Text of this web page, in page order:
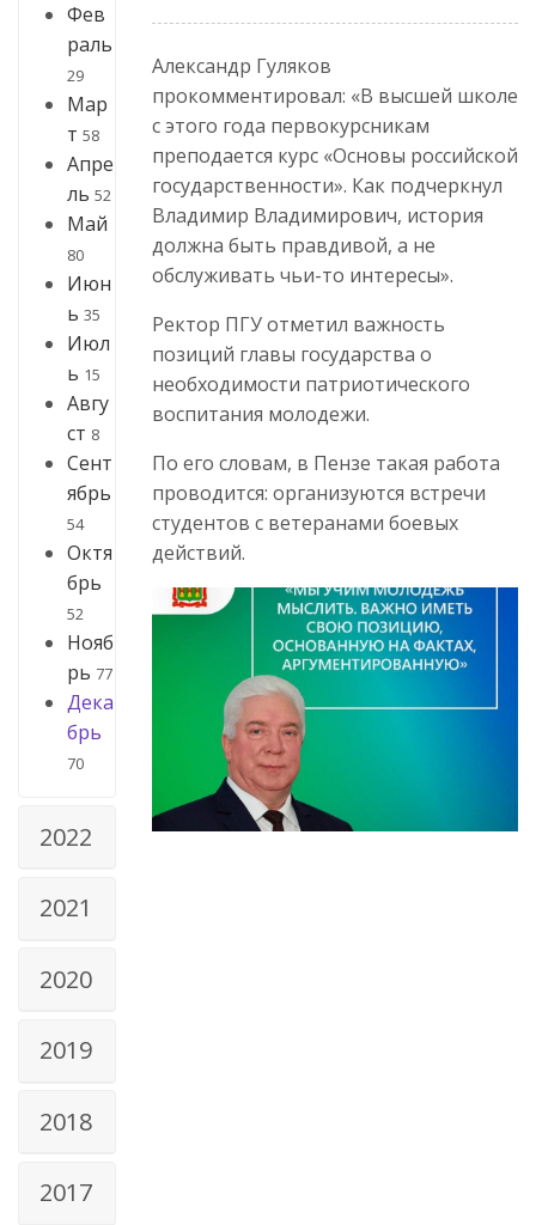
Фев
раль
29
Мар
т 58
Апре
ль 52
Май
80
Июн
ь 35
Июл
ь 15
Авгу
ст 8
Сент
ябрь
54
Октя
брь
52
Нояб
рь 77
Дека
брь
70
2022
2021
2020
2019
2018
2017
Александр Гуляков
прокомментировал: «В высшей школе
с этого года первокурсникам
преподается курс «Основы российской
государственности». Как подчеркнул
Владимир Владимирович, история
должна быть правдивой, а не
обслуживать чьи-то интересы».
Ректор ПГУ отметил важность
позиций главы государства о
необходимости патриотического
воспитания молодежи.
По его словам, в Пензе такая работа
проводится: организуются встречи
студентов с ветеранами боевых
действий.